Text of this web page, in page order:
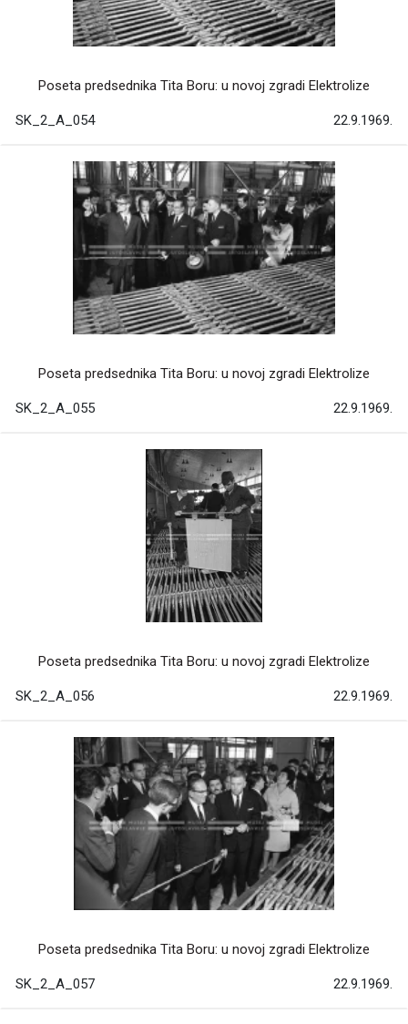
Poseta predsednika Tita Boru: u novoj zgradi Elektrolize
SK_2_A_054 22.9.1969.
Poseta predsednika Tita Boru: u novoj zgradi Elektrolize
SK_2_A_055 22.9.1969.
Poseta predsednika Tita Boru: u novoj zgradi Elektrolize
SK_2_A_056 22.9.1969.
Poseta predsednika Tita Boru: u novoj zgradi Elektrolize
SK_2_A_057 22.9.1969.